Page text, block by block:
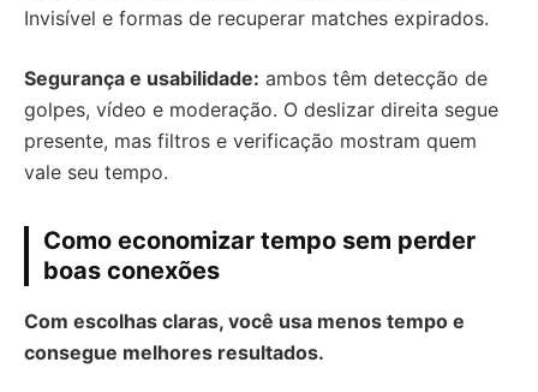
Invisível e formas de recuperar matches expirados.
Segurança e usabilidade: ambos têm detecção de
golpes, vídeo e moderação. O deslizar direita segue
presente, mas filtros e verificação mostram quem
vale seu tempo.
Como economizar tempo sem perder
boas conexões
Com escolhas claras, você usa menos tempo e
consegue melhores resultados.